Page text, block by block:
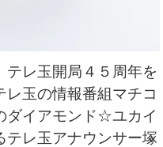
テレ玉開局４５周年を
玉の情報番組マチコ
ダイアモンド☆ユカイ
テレ玉アナウンサー塚